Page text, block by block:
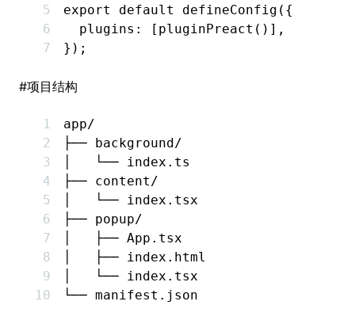
export default defineConfig ({
  plugins
: [ pluginPreact ()] ,
});
#项目结构
app/
├── background/
│   └── index.ts
├── content/
│   └── index.tsx
├── popup/
│   ├── App.tsx
│   ├── index.html
│   └── index.tsx
└── manifest.json